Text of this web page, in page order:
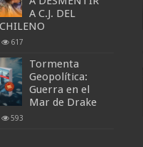
A C.J. DEL
617
Tormenta
Geopolítica:
Guerra en el
Mar de Drake
593